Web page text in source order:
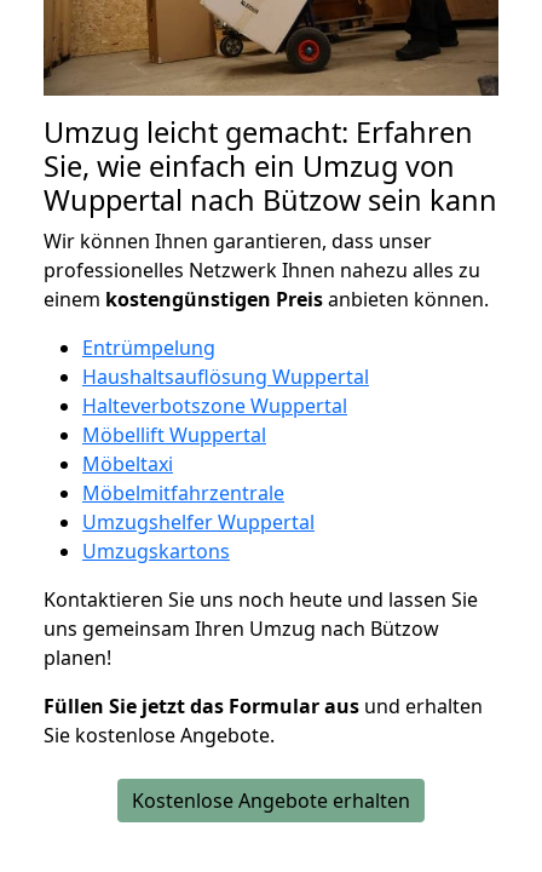
Umzug leicht gemacht: Erfahren
Sie, wie einfach ein Umzug von
Wuppertal nach Bützow sein kann
Wir können Ihnen garantieren, dass unser
professionelles Netzwerk Ihnen nahezu alles zu
einem kostengünstigen Preisanbieten können.
Entrümpelung
Haushaltsauflösung Wuppertal
Halteverbotszone Wuppertal
Möbellift Wuppertal
Möbeltaxi
Möbelmitfahrzentrale
Umzugshelfer Wuppertal
Umzugskartons
Kontaktieren Sie uns noch heute und lassen Sie
uns gemeinsam Ihren Umzug nach Bützow
planen!
Füllen Sie jetzt das Formular aus und erhalten
Sie kostenlose Angebote.
Kostenlose Angebote erhalten